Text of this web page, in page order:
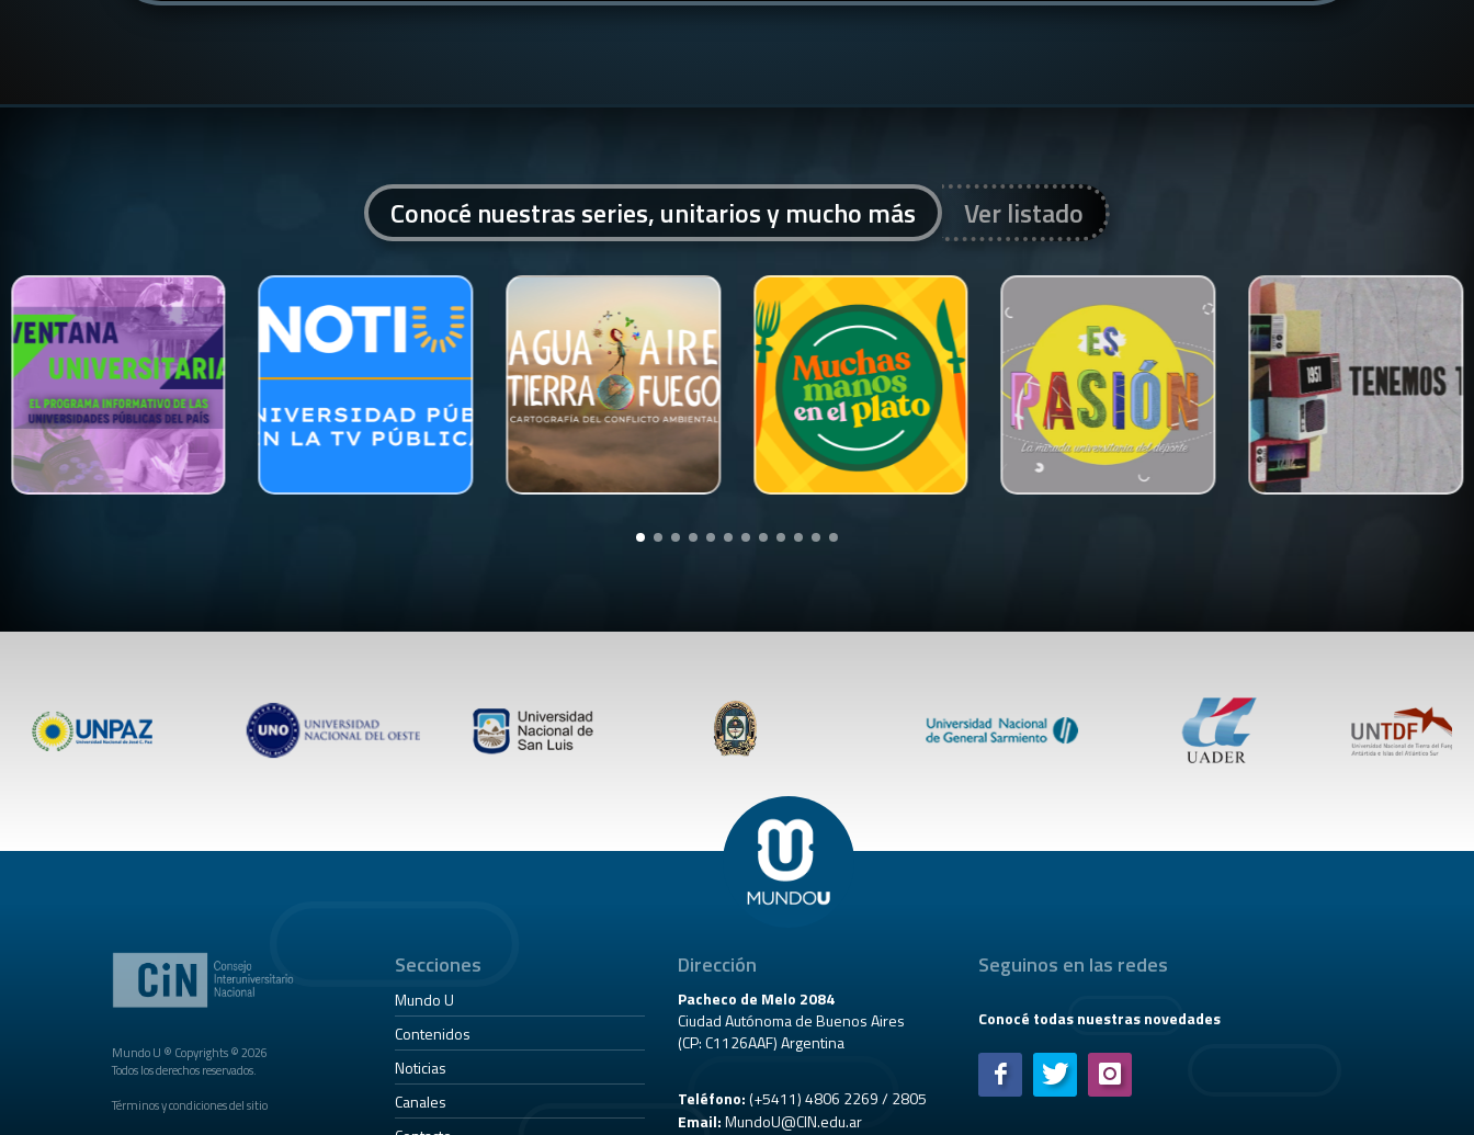
Conocé nuestras series, unitarios y mucho más Ver listado
Mundo U ® Copyrights © 2026
Todos los derechos reservados.
Términos y condiciones del sitio
Secciones
Mundo U
Contenidos
Noticias
Canales
Dirección
Pacheco de Melo 2084
Ciudad Autónoma de Buenos Aires
(CP: C1126AAF) Argentina
Teléfono:(+5411) 4806 2269 / 2805
Email:MundoU@CIN.edu.ar
Seguinos en las redes
Conocé todas nuestras novedades